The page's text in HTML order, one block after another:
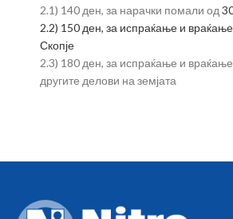
2.1) 140 ден, за нарачки помали од
2.2) 150 ден, за испраќање и
Скопје
2.3) 180 ден, за испраќање и
другите делови на земјата